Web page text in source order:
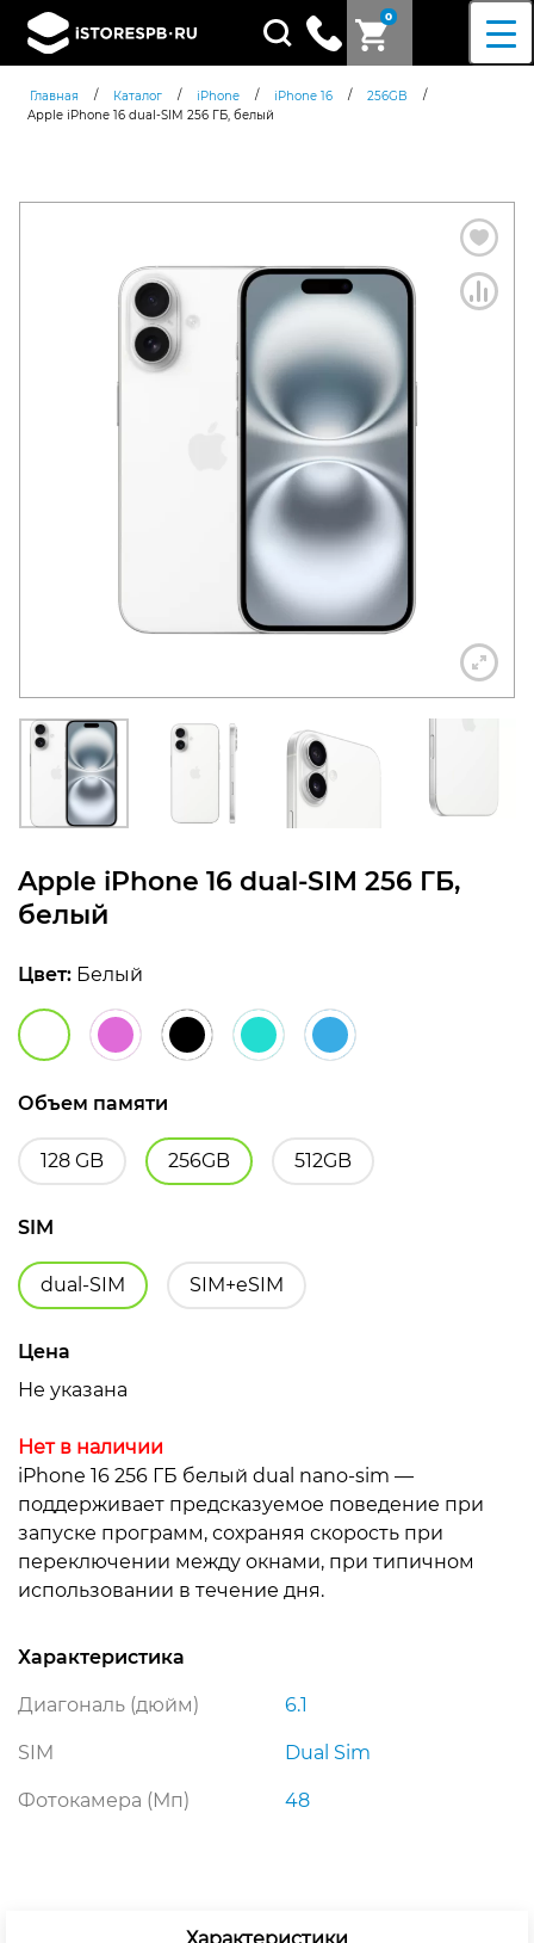
0
Поиск
товаров
Главная / Каталог / iPhone / iPhone 16 / 256GB
/
Apple iPhone 16 dual-SIM 256 ГБ, белый
Apple iPhone 16 dual-SIM 256 ГБ,
белый
Цвет: Белый
Объем памяти
128 GB 256GB 512GB
SIM
dual-SIM SIM+eSIM
Цена
Не указана
Нет в наличии
iPhone 16 256 ГБ белый dual nano-sim —
поддерживает предсказуемое поведение при
запуске программ, сохраняя скорость при
переключении между окнами, при типичном
использовании в течение дня.
Характеристика
Диагональ (дюйм) 6.1
SIM Dual Sim
Фотокамера (Мп) 48
Согласен cполитикой
конфиденциальности
+7 812 318-40-14
(c 10:00 до 21:00, без
выходных)